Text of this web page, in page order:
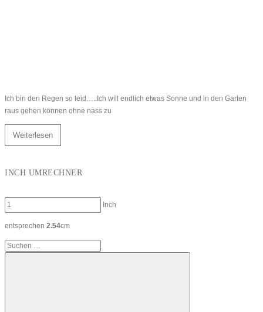
Ich bin den Regen so leid…..Ich will endlich etwas Sonne und in den Garten
raus gehen können ohne nass zu
Weiterlesen
INCH UMRECHNER
Inch
entsprechen 2.54cm
Suchen